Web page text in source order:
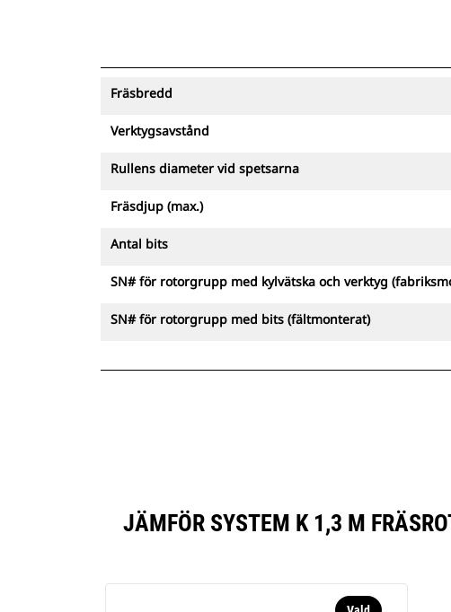
Fräsbredd
Verktygsavstånd
Rullens diameter vid spetsarna
Fräsdjup (max.)
Antal bits
SN# för rotorgrupp med kylvätska och verktyg
SN# för rotorgrupp med bits (fältmonterat)
JÄMFÖR SYSTEM K 1,3 M